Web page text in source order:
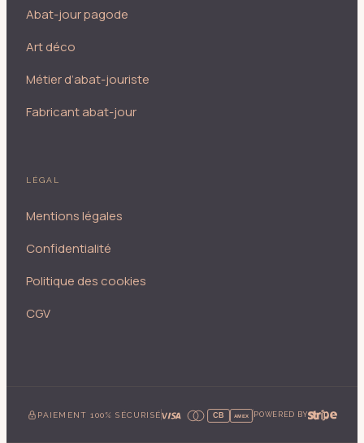
Abat-jour pagode
Art déco
Métier d’abat-jouriste
Fabricant abat-jour
LÉGAL
Mentions légales
Confidentialité
Politique des cookies
CGV
PAIEMENT 100% SÉCURISÉ CB AMEX POWERED BY